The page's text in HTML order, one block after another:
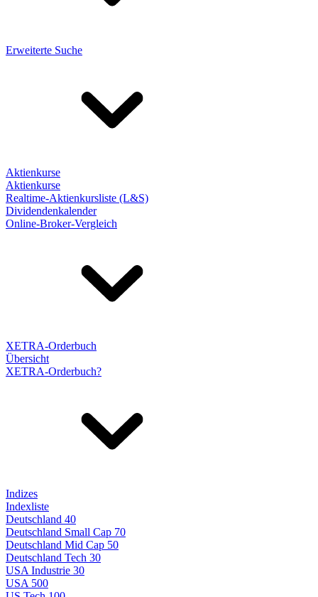
Erweiterte Suche
Aktienkurse
Aktienkurse
Realtime-Aktienkursliste (L&S)
Dividendenkalender
Online-Broker-Vergleich
XETRA-Orderbuch
Übersicht
XETRA-Orderbuch?
Indizes
Indexliste
Deutschland 40
Deutschland Small Cap 70
Deutschland Mid Cap 50
Deutschland Tech 30
USA Industrie 30
USA 500